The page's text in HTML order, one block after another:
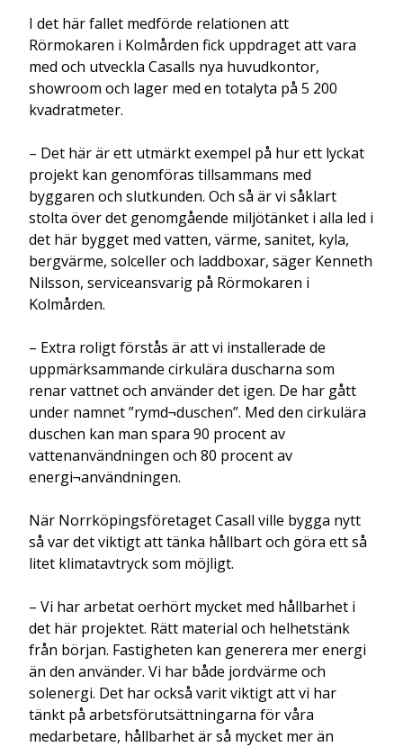
I det här fallet medförde relationen att
Rörmokaren i Kolmården fick uppdraget att vara
med och utveckla Casalls nya huvudkontor,
showroom och lager med en totalyta på 5 200
kvadratmeter.
– Det här är ett utmärkt exempel på hur ett lyckat
projekt kan genomföras tillsammans med
byggaren och slutkunden. Och så är vi såklart
stolta över det genomgående miljötänket i alla led i
det här bygget med vatten, värme, sanitet, kyla,
bergvärme, solceller och laddboxar, säger Kenneth
Nilsson, serviceansvarig på Rörmokaren i
Kolmården.
– Extra roligt förstås är att vi installerade de
uppmärksammande cirkulära duscharna som
renar vattnet och använder det igen. De har gått
under namnet ”rymd¬duschen”. Med den cirkulära
duschen kan man spara 90 procent av
vattenanvändningen och 80 procent av
energi¬användningen.
När Norrköpingsföretaget Casall ville bygga nytt
så var det viktigt att tänka hållbart och göra ett så
litet klimatavtryck som möjligt.
– Vi har arbetat oerhört mycket med hållbarhet i
det här projektet. Rätt material och helhetstänk
från början. Fastigheten kan generera mer energi
än den använder. Vi har både jordvärme och
solenergi. Det har också varit viktigt att vi har
tänkt på arbetsförutsättningarna för våra
medarbetare, hållbarhet är så mycket mer än